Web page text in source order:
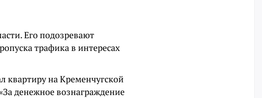
Его подозревают
трафика в интересах
квартиру на Кременчугской
денежное вознаграждение